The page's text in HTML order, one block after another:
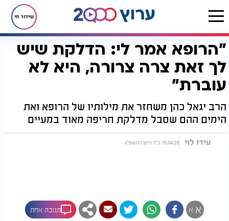
שידור חי
דף הבית יהדות
"הרופא אמר לי: הדלקת שיש
לך זאת צרה צרורה, היא לא
עוברת"
הרב יגאל כהן משחזר את מילותיו של הרופא ואת
הימים ההם שסבל מדלקת חריפה מאוד במעיים
עידו לוי 15.04.23 כ"ד ניסן התשפ"ג
א א תגובה אחת